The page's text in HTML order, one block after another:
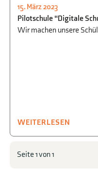
BIOLOGIE
MATHEMATIK,
15. März 2023
Pilotschule “Digitale
Wir machen unsere
WEITERLESEN
Seite 1 von 1